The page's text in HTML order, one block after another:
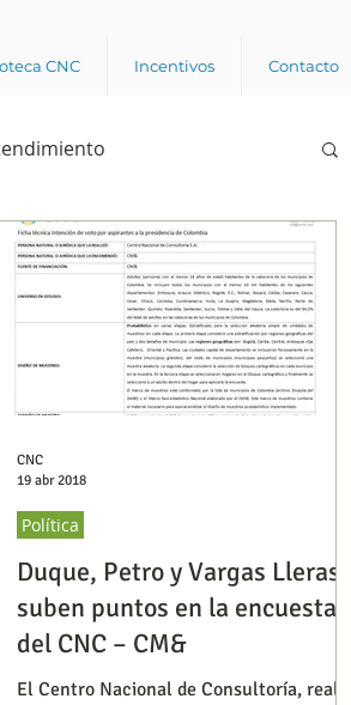
CNC Incentivos Contacto
Business analytics
de opinión pública
Diversidad
Duque, Petro y Vargas Lleras
suben puntos en la encuesta
del CNC – CM&
El Centro Nacional de Consultoría, realizó
Política
CNC
19 abr 2018